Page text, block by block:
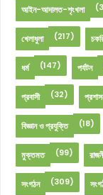
আইন-আদালত-শৃংখলা
খেলাধুলা (217)
ধর্ম (147) পর্যটন
প্রবাসী (32)
বিজ্ঞান ও প্রযুক্তি (18)
মুক্তমত (99)
সংগঠন (309)